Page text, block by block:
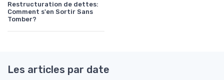
Restructuration de dettes:
Comment s'en Sortir Sans
Tomber?
Les articles par date